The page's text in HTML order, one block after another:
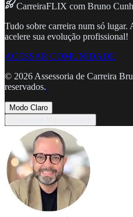
CarreiraFLIX com Bruno
Tudo sobre carreira num só lugar.
acelere sua evolução profissional!
ACESSAR COMUNIDADE
© 2026 Assessoria de Carreira
reservados..
Modo Claro